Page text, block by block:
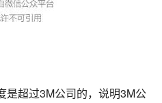
是超过3M公司的，说明3M公